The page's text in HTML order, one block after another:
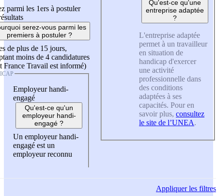
parmi les 1ers à postuler
serez-vous parmi les
premiers à postuler ?
de plus de 15 jours,
moins de 4 candidatures
France Travail est informé)
Employeur handi-
engagé
Qu'est-ce qu'un
employeur handi-
engagé ?
Un employeur handi-
engagé est un
employeur reconnu
Qu'est-ce qu'une
entreprise adaptée
?
L'entreprise adaptée
permet à un travailleur
en situation de
handicap d'exercer
une activité
professionnelle dans
des conditions
adaptées à ses
capacités. Pour en
savoir plus, consultez
le site de l’UNEA.
Appliquerles filtres